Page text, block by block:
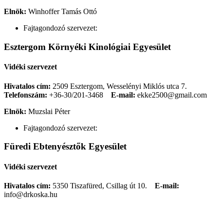
Elnök: Winhoffer Tamás Ottó
Fajtagondozó szervezet:
Esztergom Környéki Kinológiai Egyesület
Vidéki szervezet
Hivatalos cím: 2509 Esztergom, Wesselényi Miklós utca 7.
Telefonszám: +36-30/201-3468 E-mail: ekke2500@gmail.com
Elnök: Muzslai Péter
Fajtagondozó szervezet:
Füredi Ebtenyésztők Egyesület
Vidéki szervezet
Hivatalos cím: 5350 Tiszafüred, Csillag út 10. E-mail:
info@drkoska.hu